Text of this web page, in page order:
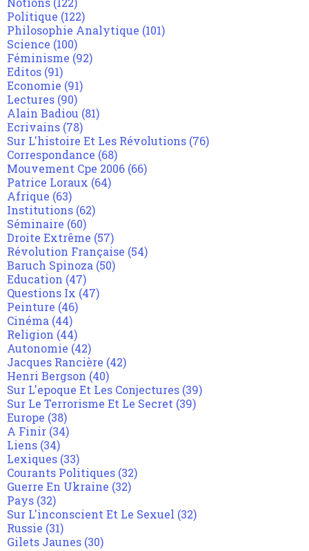
Politique (122)
Philosophie Analytique (101)
Science (100)
Féminisme (92)
Editos (91)
Economie (91)
Lectures (90)
Alain Badiou (81)
Ecrivains (78)
Sur L'histoire Et Les Révolutions (76)
Correspondance (68)
Mouvement Cpe 2006 (66)
Patrice Loraux (64)
Afrique (63)
Institutions (62)
Séminaire (60)
Droite Extrême (57)
Révolution Française (54)
Baruch Spinoza (50)
Education (47)
Questions Ix (47)
Peinture (46)
Cinéma (44)
Religion (44)
Autonomie (42)
Jacques Rancière (42)
Henri Bergson (40)
Sur L'epoque Et Les Conjectures (39)
Sur Le Terrorisme Et Le Secret (39)
Europe (38)
A Finir (34)
Liens (34)
Lexiques (33)
Courants Politiques (32)
Guerre En Ukraine (32)
Pays (32)
Sur L'inconscient Et Le Sexuel (32)
Russie (31)
Gilets Jaunes (30)